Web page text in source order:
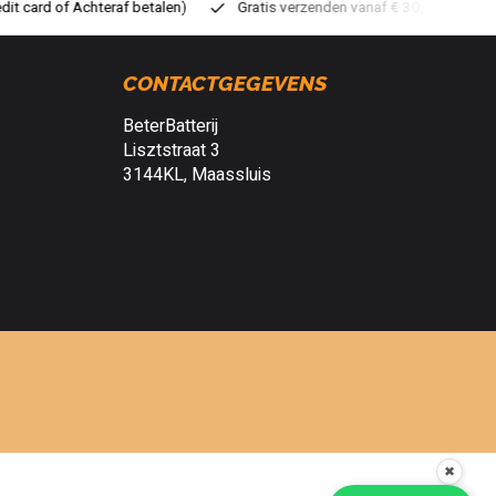
verzenden vanaf € 30,- (NL) Verzendkosten € 2,95 (NL)
CONTACTGEGEVENS
BeterBatterij
Lisztstraat 3
3144KL, Maassluis
✖